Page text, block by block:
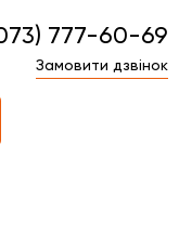
777-60-69
Замовити дзвінок